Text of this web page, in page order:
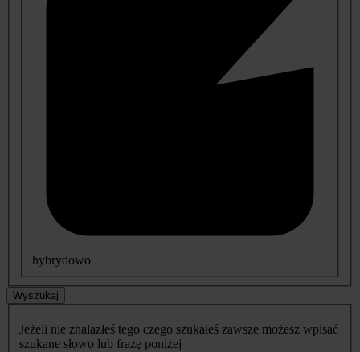
hybrydowo
Wyszukaj
Jeżeli nie znalazłeś tego czego szukałeś zawsze możesz wpisać
szukane słowo lub frazę poniżej